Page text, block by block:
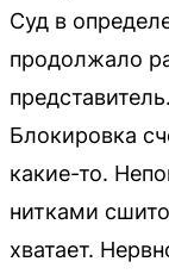
Суд в
продолжало
Блокировка
какие-то.
нитками
хватает.